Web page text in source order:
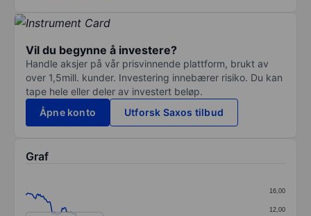
Vil du begynne å investere?
Handle aksjer på vår prisvinnende plattform, brukt av
over 1,5mill. kunder. Investering innebærer risiko. Du kan
tape hele eller deler av investert beløp.
Åpne konto
Utforsk Saxos tilbud
Graf
Line chart with 218 data points.
12,00
16,00